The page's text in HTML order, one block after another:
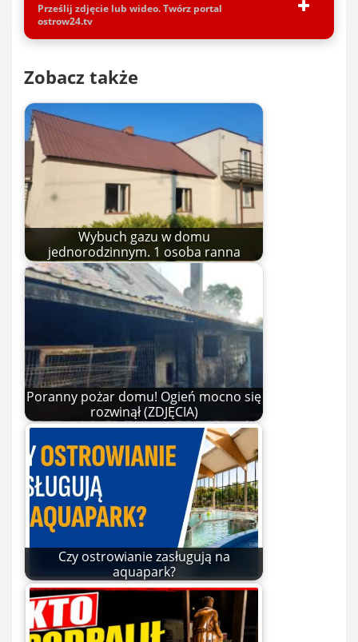
Prześlij zdjęcie lub wideo. Twórz portal
ostrow24.tv
Zobacz także
Wybuch gazu w domu
jednorodzinnym. 1 osoba ranna
Poranny pożar domu! Ogień mocno się
rozwinął (ZDJĘCIA)
Czy ostrowianie zasługują na
aquapark?